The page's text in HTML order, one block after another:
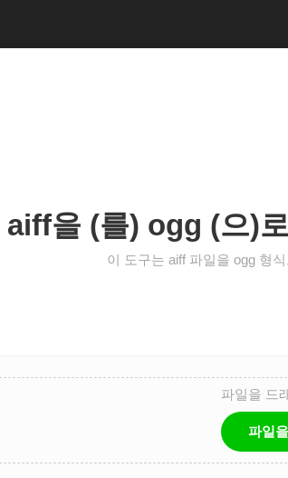
aiff을 (를) ogg (으)
이 도구는 aiff 파일을 ogg 형
파일을 드
파일